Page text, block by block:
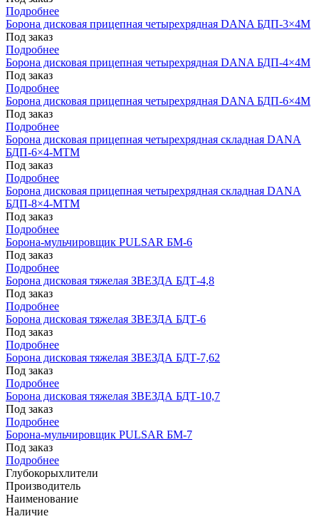
Подробнее
Борона дисковая прицепная четырехрядная DANA БДП-3×4М
Под заказ
Подробнее
Борона дисковая прицепная четырехрядная DANA БДП-4×4М
Под заказ
Подробнее
Борона дисковая прицепная четырехрядная DANA БДП-6×4М
Под заказ
Подробнее
Борона дисковая прицепная четырехрядная складная DANA
БДП-6×4-МТМ
Под заказ
Подробнее
Борона дисковая прицепная четырехрядная складная DANA
БДП-8×4-МТМ
Под заказ
Подробнее
Борона-мульчировщик PULSAR БМ-6
Под заказ
Подробнее
Борона дисковая тяжелая ЗВЕЗДА БДТ-4,8
Под заказ
Подробнее
Борона дисковая тяжелая ЗВЕЗДА БДТ-6
Под заказ
Подробнее
Борона дисковая тяжелая ЗВЕЗДА БДТ-7,62
Под заказ
Подробнее
Борона дисковая тяжелая ЗВЕЗДА БДТ-10,7
Под заказ
Подробнее
Борона-мульчировщик PULSAR БМ-7
Под заказ
Подробнее
Глубокорыхлители
Производитель
Наименование
Наличие